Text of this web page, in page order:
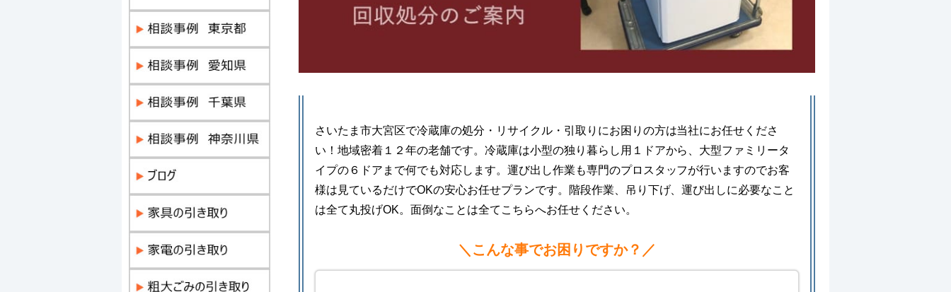
さいたま市大宮区で冷蔵庫の処分・リサイクル・引取りにお困りの方は当社にお任せくださ
い！地域密着１２年の老舗です。冷蔵庫は小型の独り暮らし用１ドアから、大型ファミリータ
イプの６ドアまで何でも対応します。運び出し作業も専門のプロスタッフが行いますのでお客
様は見ているだけでOKの安心お任せプランです。階段作業、吊り下げ、運び出しに必要なこと
は全て丸投げOK。面倒なことは全てこちらへお任せください。
＼こんな事でお困りですか？／